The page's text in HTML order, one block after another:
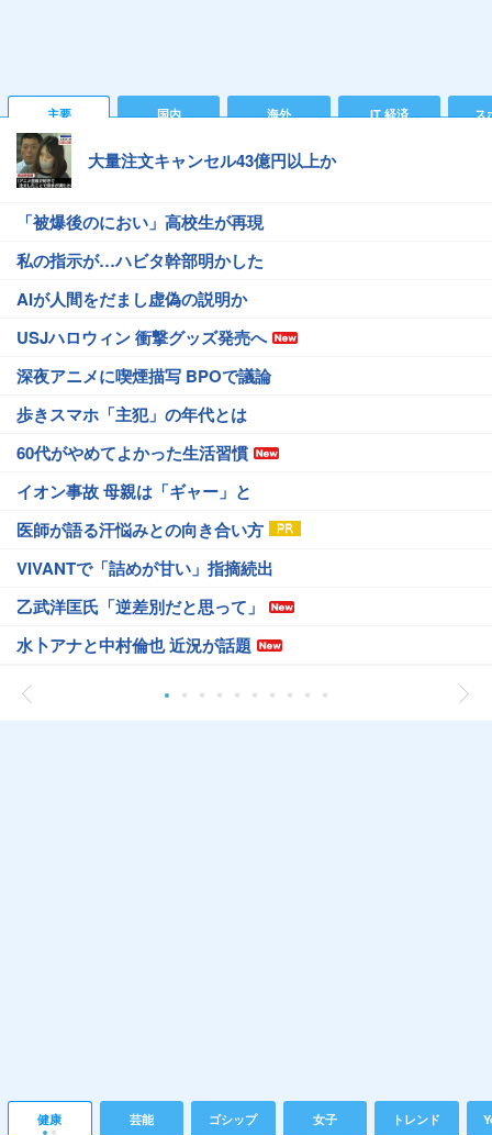
主要 国内 海外 IT 経済 ス
大量注文キャンセル43億円以上か
「被爆後のにおい」高校生が再現
私の指示が…ハビタ幹部明かした
AIが人間をだまし虚偽の説明か
USJハロウィン 衝撃グッズ発売へ
深夜アニメに喫煙描写 BPOで議論
歩きスマホ「主犯」の年代とは
60代がやめてよかった生活習慣
イオン事故 母親は「ギャー」と
医師が語る汗悩みとの向き合い方
VIVANTで「詰めが甘い」指摘続出
乙武洋匡氏「逆差別だと思って」
水卜アナと中村倫也 近況が話題
健康 芸能 ゴシップ 女子 トレンド